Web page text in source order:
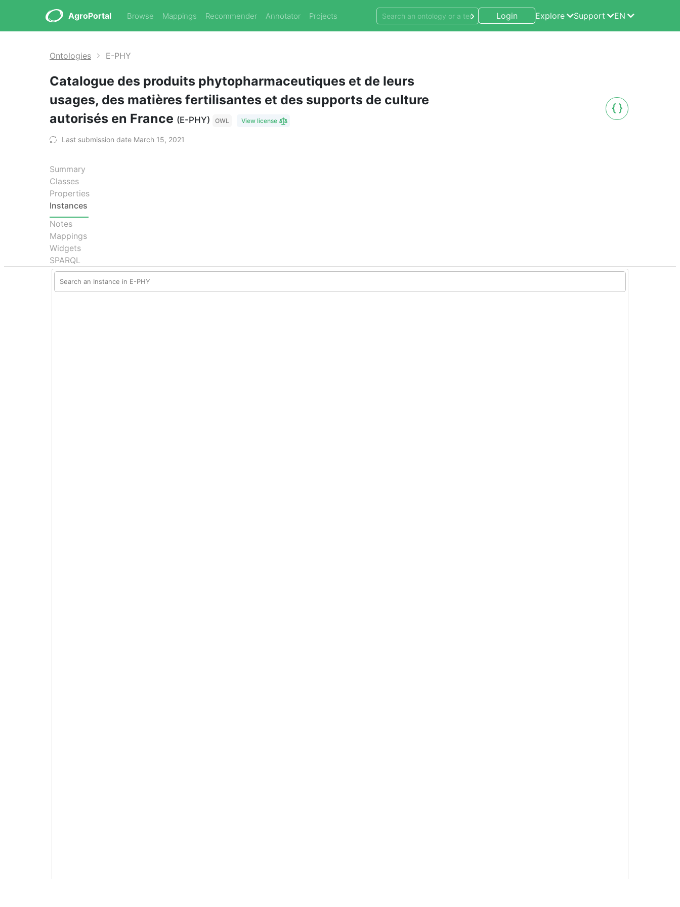
AgroPortal Browse Mappings Recommender Annotator Projects Login Explore Support EN
Ontologies E-PHY
Catalogue des produits phytopharmaceutiques et de leurs
usages, des matières fertilisantes et des supports de culture
autorisés en France (E-PHY) OWL View license
Last submission date March 15, 2021
Summary
Classes
Properties
Instances
Notes
Mappings
Widgets
SPARQL